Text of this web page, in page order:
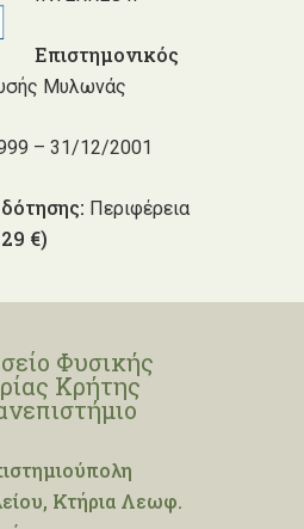
Επιστημονικός
Μυλωνάς
– 31/12/2001
Περιφέρεια
€)
Φυσικής
Κρήτης
Κτήρια Λεωφ.